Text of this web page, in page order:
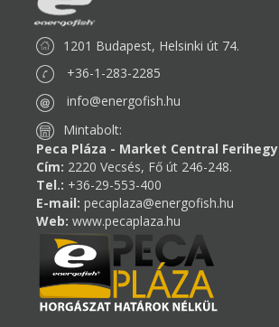
1201 Budapest, Helsinki út 74.
+36-1-283-2285
info@energofish.hu
Mintabolt:
Peca Pláza - Market Central Ferihegy
Cím: 2220 Vecsés, Fő út 246-248.
Tel.: +36-29-553-400
E-mail: pecaplaza@energofish.hu
Web: www.pecaplaza.hu